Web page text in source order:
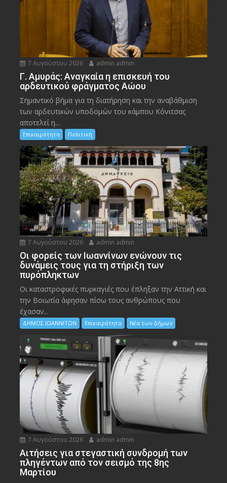
7 Αυγούστου 2026 admin admin
Γ. Αμυράς: Αναγκαία η επισκευή του
αρδευτικού φράγματος Αώου
Σημαντικό βήμα για τη διατήρηση και την αναβάθμιση
των αρδευτικών υποδομών του κάμπου Κόνιτσας
αποτελεί η...
Επικαιρότητα Πολιτική
7 Αυγούστου 2026 admin admin
Οι φορείς των Ιωαννίνων ενώνουν τις
δυνάμεις τους για τη στήριξη των
πυρόπληκτων
Οι καταστροφικές πυρκαγιές που έπληξαν την Αττική και
την Bοιωτία άφησαν πίσω τους ανθρώπους που
έχασαν...
ΔΗΜΟΣ ΙΩΑΝΝΙΤΩΝ Επικαιρότητα Νέα των Δήμων
7 Αυγούστου 2026 admin admin
Αιτήσεις για στεγαστική συνδρομή των
πληγέντων από τον σεισμό της 8ης
Μαρτίου